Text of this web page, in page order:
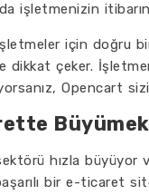
işletmenizin
için doğru
dikkat çeker.
Opencart
Büyümek
hızla büyüyor
bir e-ticaret